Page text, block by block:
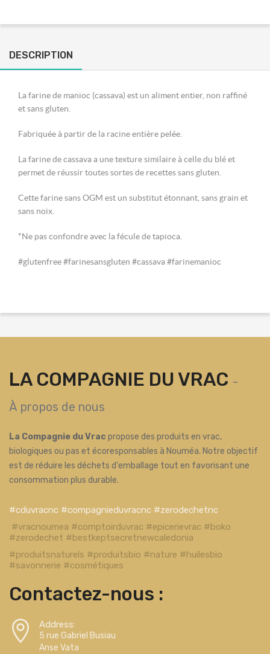
DESCRIPTION
La farine de manioc (cassava) est un aliment entier, non raffiné
et sans gluten.
Fabriquée à partir de la racine entière pelée.
La farine de cassava a une texture similaire à celle du blé et
permet de réussir toutes sortes de recettes sans gluten.
Cette farine sans OGM est un substitut étonnant, sans grain et
sans noix.
*Ne pas confondre avec la fécule de tapioca.
#glutenfree #farinesansgluten #cassava #farinemanioc
LA COMPAGNIE DU VRAC -
À propos de nous
La Compagnie du Vrac propose des produits en vrac,
biologiques ou pas et écoresponsables à Nouméa. Notre objectif
est de réduire les déchets d'emballage tout en favorisant une
consommation plus durable.
#cduvracnc #compagnieduvracnc #zerodechetnc
#vracnoumea #comptoirduvrac #epicerievrac #boko
#zerodechet #bestkeptsecretnewcaledonia
#produitsnaturels #produitsbio #nature #huilesbio
#savonnerie #cosmétiques
Contactez-nous :
Address:
5 rue Gabriel Busiau
Anse Vata